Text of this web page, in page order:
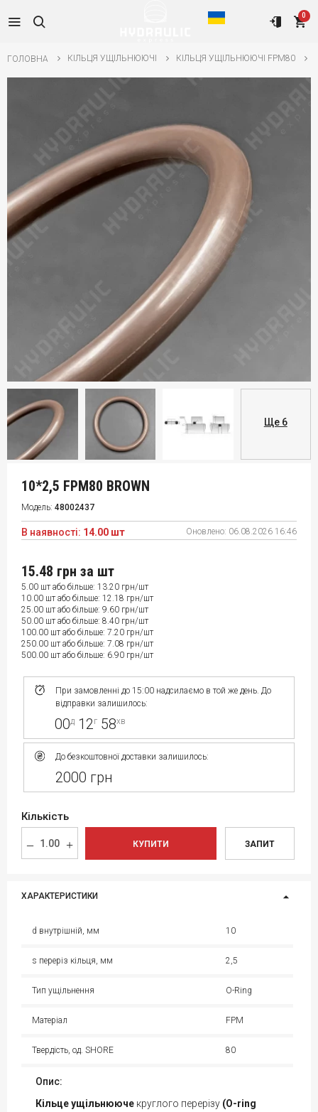
0
ГОЛОВНА КІЛЬЦЯ УЩІЛЬНЮЮЧІ КІЛЬЦЯ УЩІЛЬНЮЮЧІ FPM80
Ще 6
10*2,5 FPM80 BROWN
Модель: 48002437
В наявності: 14.00 шт Оновлено: 06.08.2026 16:46
При замовленні до 15:00 надсилаємо в той же день. До
відправки залишилось:
00д 12г 58хв
До безкоштовної доставки залишилось:
2000 грн
15.48 грн за шт
5.00 шт або більше: 13.20 грн/шт
10.00 шт або більше: 12.18 грн/шт
25.00 шт або більше: 9.60 грн/шт
50.00 шт або більше: 8.40 грн/шт
100.00 шт або більше: 7.20 грн/шт
250.00 шт або більше: 7.08 грн/шт
500.00 шт або більше: 6.90 грн/шт
Кількість
КУПИТИ ЗАПИТ
ХАРАКТЕРИСТИКИ
d внутрішній, мм 10
s переріз кільця, мм 2,5
Тип ущільнення O-Ring
Матеріал FPM
Твердість, од. SHORE 80
Опис:
Кільцеущільнююче круглого перерізу (O-ring